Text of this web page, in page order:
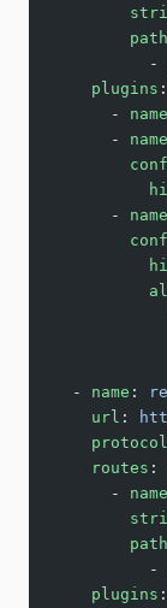
          -
    plugins
:
      -
name
      -
name
      -
name
  -
name :
    url
:
    protocol
    routes
:
      -
name
          -
    plugins
: